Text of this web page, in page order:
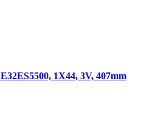
1X44, 3V, 407mm